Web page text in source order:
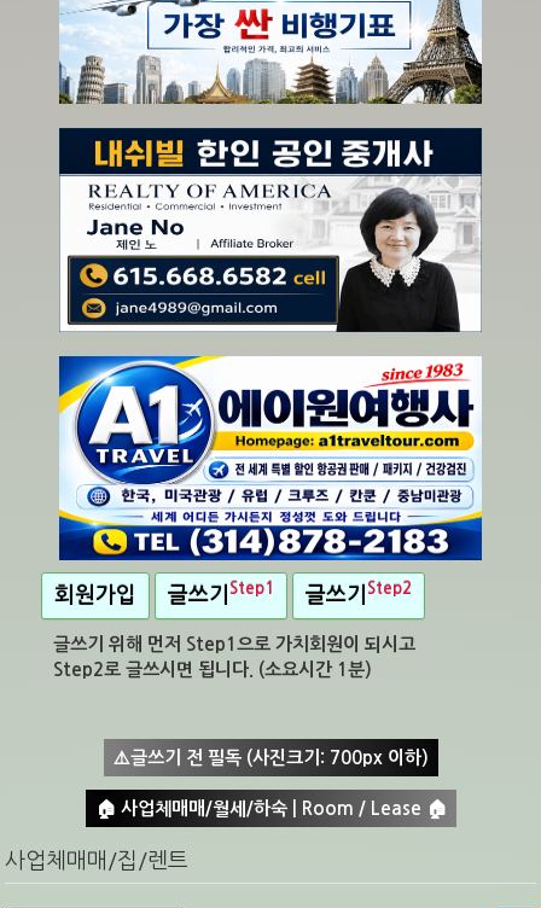
회원가입 글쓰기 Step1 글쓰기 Step2
글쓰기 위해 먼저 Step1으로 가치회원이 되시고
Step2로 글쓰시면 됩니다. (소요시간 1분)
⚠️글쓰기 전 필독 (사진크기: 700px 이하)
🏠 사업체매매/월세/하숙 | Room / Lease 🏠
사업체매매/집/렌트